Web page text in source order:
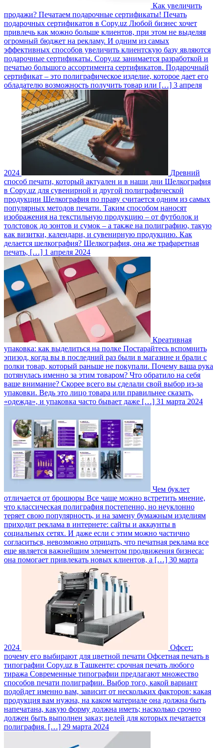
Как увеличить
продажи? Печатаем подарочные сертификаты! Печать
подарочных сертификатов в Copy.uz Любой бизнес хочет
привлечь как можно больше клиентов, при этом не выделяя
огромный бюджет на рекламу. И одним из самых
эффективных способов увеличить клиентскую базу являются
подарочные сертификаты. Copy.uz занимается разработкой и
печатью большого ассортимента сертификатов. Подарочный
сертификат – это полиграфическое изделие, которое дает его
обладателю возможность получить товар или […] 3 апреля
2024
Древний
способ печати, который актуален и в наши дни Шелкография
в Copy.uz для сувенирной и другой полиграфической
продукции Шелкография по праву считается одним из самых
популярных методов печати. Таким способом наносят
изображения на текстильную продукцию – от футболок и
толстовок до зонтов и сумок – а также на полиграфию, такую
как визитки, календари, и сувенирную продукцию. Как
делается шелкография? Шелкография, она же трафаретная
печать, […] 1 апреля 2024
Креативная
упаковка: как выделиться на полке Постарайтесь вспомнить
эпизод, когда вы в последний раз были в магазине и брали с
полки товар, который раньше не покупали. Почему ваша рука
потянулась именно за этим товаром? Что обратило на себя
ваше внимание? Скорее всего вы сделали свой выбор из-за
упаковки. Ведь это лицо товара или правильнее сказать,
«одежда», и упаковка часто бывает даже […] 31 марта 2024
Чем буклет
отличается от брошюры Все чаще можно встретить мнение,
что классическая полиграфия постепенно, но неуклонно
теряет свою популярность, и на замену бумажным изделиям
приходит реклама в интернете: сайты и аккаунты в
социальных сетях. И даже если с этим можно частично
согласиться, невозможно отрицать, что печатная реклама все
еще является важнейшим элементом продвижения бизнеса:
она помогает привлекать новых клиентов, а […] 30 марта
2024
Офсет:
почему его выбирают для цветной печати Офсетная печать в
типографии Copy.uz в Ташкенте: срочная печать любого
тиража Современные типографии предлагают множество
способов печати полиграфии. Выбор того, какой вариант
подойдет именно вам, зависит от нескольких факторов: какая
продукция вам нужна, на каком материале она должна быть
напечатана, какую форму должна иметь; насколько срочно
должен быть выполнен заказ; целей для которых печатается
полиграфия. […] 29 марта 2024